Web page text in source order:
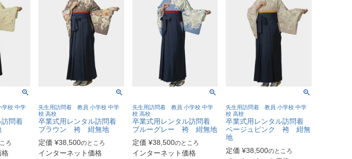
校 中学
訪問着
ろ
格
先生用訪問着 教員 小学校 中学
校 高校
卒業式用レンタル訪問着
ブラウン 袴 紺無地
定価 ¥38,500のところ
インターネット価格
先生用訪問着 教員 小学校 中学
校 高校
卒業式用レンタル訪問着
ブルーグレー 袴 紺無地
定価 ¥38,500のところ
インターネット価格
先生用訪問着 教員 小学校 中学
校 高校
卒業式用レンタル訪問着
ベージュピンク 袴 紺無
地
定価 ¥38,500のところ